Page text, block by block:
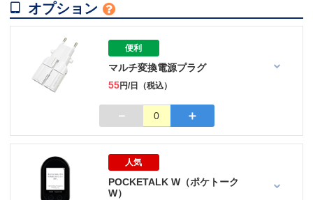
 オプション 
便利
マルチ変換電源プラグ
55円/日（税込）
－ 0 ＋
人気
POCKETALK W（ポケトーク
W）